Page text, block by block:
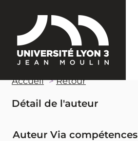
Accueil Retour
Détail de l'auteur
Auteur Via compétences